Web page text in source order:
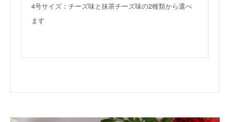
4号サイズ：チーズ味と抹茶チーズ味の2種類から選べ
ます